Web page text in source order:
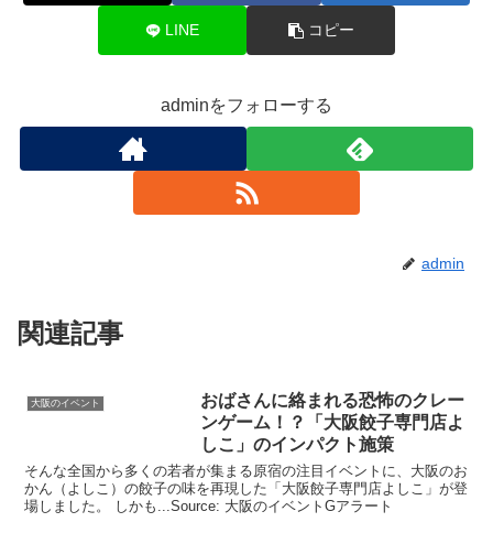
LINE コピー
adminをフォローする
admin
関連記事
大阪のイベント
おばさんに絡まれる恐怖のクレー
ンゲーム！？「 大阪餃子専門店よ
しこ」のインパクト施策
そんな全国から多くの若者が集まる原宿の注目イベントに、大阪のお
かん（よしこ）の餃子の味を再現した「大阪餃子専門店よしこ」が登
場しました。 しかも...Source: 大阪のイベントGアラート